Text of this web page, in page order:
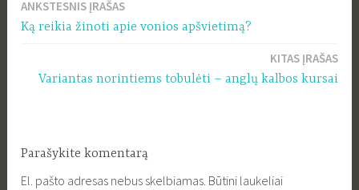
Navigacija
tarp
ANKSTESNIS ĮRAŠAS
Ką reikia žinoti apie vonios apšvietimą?
KITAS ĮRAŠAS
Variantas norintiems tobulėti – anglų kalbos kursai
Parašykite komentarą
El. pašto adresas nebus skelbiamas. Būtini laukeliai